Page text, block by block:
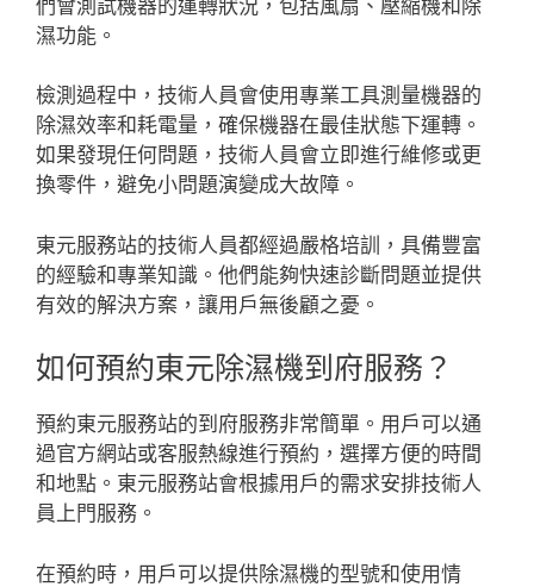
們會測試機器的運轉狀況，包括風扇、壓縮機和除
濕功能。
檢測過程中，技術人員會使用專業工具測量機器的
除濕效率和耗電量，確保機器在最佳狀態下運轉。
如果發現任何問題，技術人員會立即進行維修或更
換零件，避免小問題演變成大故障。
東元服務站的技術人員都經過嚴格培訓，具備豐富
的經驗和專業知識。他們能夠快速診斷問題並提供
有效的解決方案，讓用戶無後顧之憂。
如何預約東元除濕機到府服務？
預約東元服務站的到府服務非常簡單。用戶可以通
過官方網站或客服熱線進行預約，選擇方便的時間
和地點。東元服務站會根據用戶的需求安排技術人
員上門服務。
在預約時，用戶可以提供除濕機的型號和使用情